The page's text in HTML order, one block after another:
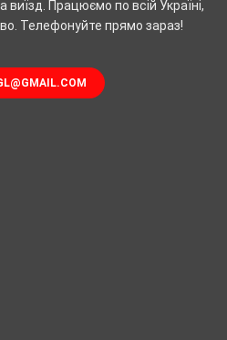
Працюємо по всій Україні,
Телефонуйте прямо зараз!